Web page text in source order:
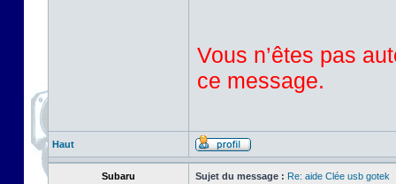
Vous n’êtes pas
ce message.
Haut
Subaru Sujet du message : Re: aide Clée usb gotek